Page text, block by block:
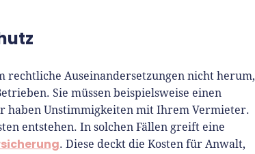
rechtliche Auseinandersetzungen nicht herum,
Sie müssen beispielsweise einen
haben Unstimmigkeiten mit Ihrem Vermieter.
entstehen. In solchen Fällen greift eine
. Diese deckt die Kosten für Anwalt,